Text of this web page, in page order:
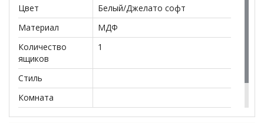
Цвет
Белый/Джелато софт
Материал
МДФ
Количество
ящиков
1
Стиль
Комната
Пол